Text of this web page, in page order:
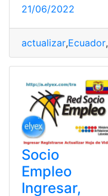
21/06/2022
actualizar,Ecuador,
Socio
Empleo
Ingresar,